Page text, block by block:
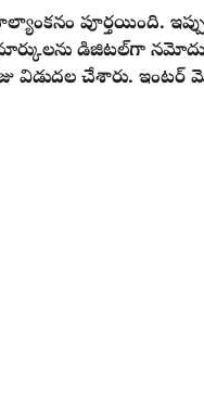
పూర్తయింది.
డిజిటల్‌గా
చేశారు. ఇంటర్